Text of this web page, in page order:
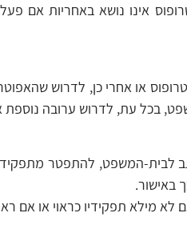
אינו נושא באחריות אם
או אחרי כן, לדרוש
בכל עת, לדרוש ערובה
לבית-המשפט, להתפטר
באישור.
מילא תפקידיו כראוי או אם